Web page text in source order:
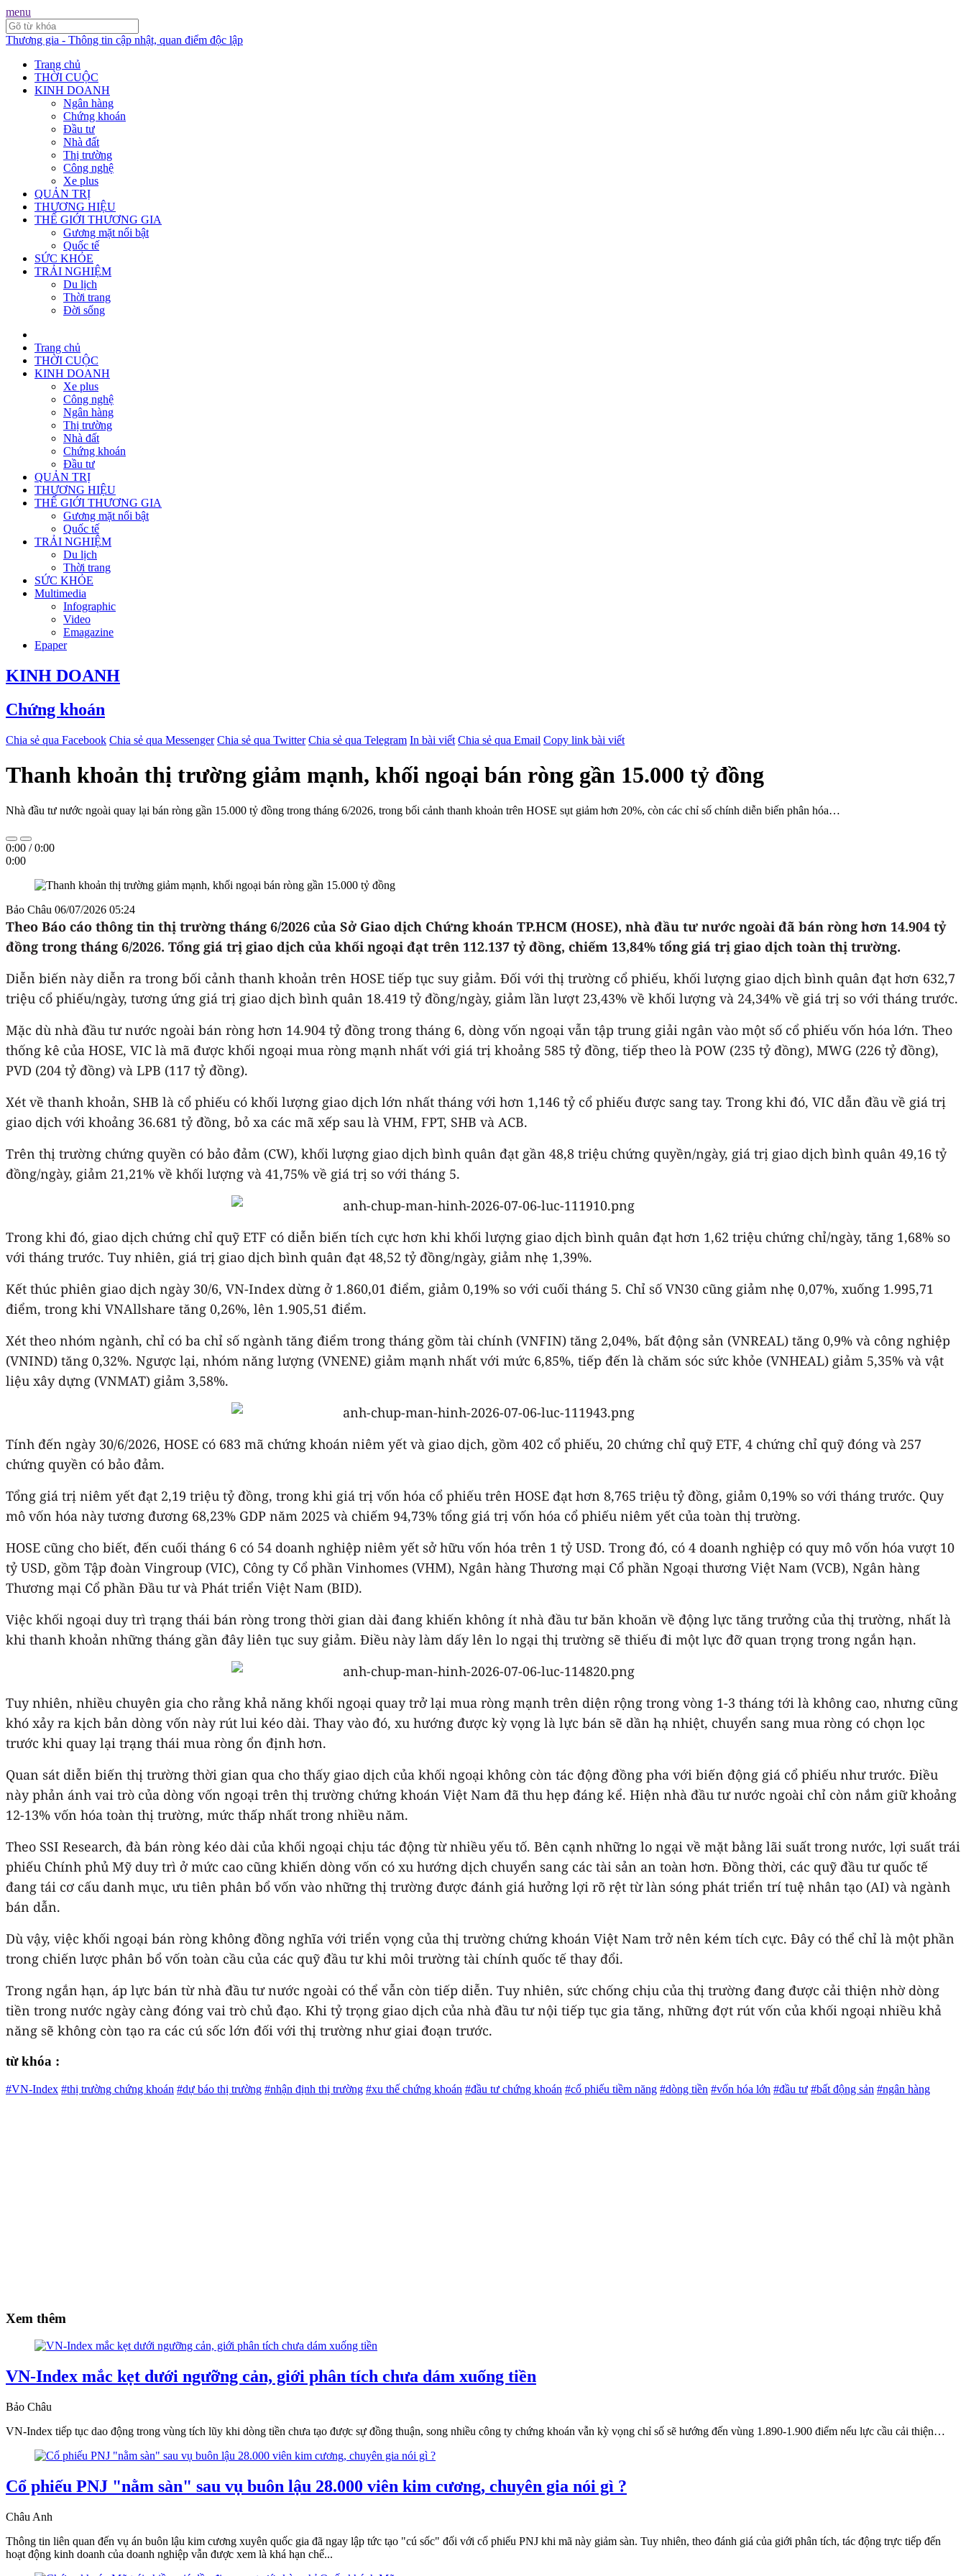
menu
Thương gia - Thông tin cập nhật, quan điểm độc lập
Trang chủ
THỜI CUỘC
KINH DOANH
Ngân hàng
Chứng khoán
Đầu tư
Nhà đất
Thị trường
Công nghệ
Xe plus
QUẢN TRỊ
THƯƠNG HIỆU
THẾ GIỚI THƯƠNG GIA
Gương mặt nổi bật
Quốc tế
SỨC KHỎE
TRẢI NGHIỆM
Du lịch
Thời trang
Đời sống
Trang chủ
THỜI CUỘC
KINH DOANH
Xe plus
Công nghệ
Ngân hàng
Thị trường
Nhà đất
Chứng khoán
Đầu tư
QUẢN TRỊ
THƯƠNG HIỆU
THẾ GIỚI THƯƠNG GIA
Gương mặt nổi bật
Quốc tế
TRẢI NGHIỆM
Du lịch
Thời trang
SỨC KHỎE
Multimedia
Infographic
Video
Emagazine
Epaper
KINH DOANH
Chứng khoán
Chia sẻ qua Facebook Chia sẻ qua Messenger Chia sẻ qua Twitter Chia sẻ qua Telegram In bài viết Chia sẻ qua Email Copy link bài viết
Thanh khoản thị trường giảm mạnh, khối ngoại bán ròng gần 15.000 tỷ đồng
Nhà đầu tư nước ngoài quay lại bán ròng gần 15.000 tỷ đồng trong tháng 6/2026, trong bối cảnh thanh khoản trên HOSE sụt giảm hơn 20%, còn các chỉ số chính diễn biến phân hóa…
0:00 /0:00
0:00
Bảo Châu 06/07/2026 05:24
Theo Báo cáo thông tin thị trường tháng 6/2026 của Sở Giao dịch Chứng khoán TP.HCM (HOSE), nhà đầu tư nước ngoài đã bán ròng hơn 14.904 tỷ
đồng trong tháng 6/2026. Tổng giá trị giao dịch của khối ngoại đạt trên 112.137 tỷ đồng, chiếm 13,84% tổng giá trị giao dịch toàn thị trường.
Diễn biến này diễn ra trong bối cảnh thanh khoản trên HOSE tiếp tục suy giảm. Đối với thị trường cổ phiếu, khối lượng giao dịch bình quân đạt hơn 632,7
triệu cổ phiếu/ngày, tương ứng giá trị giao dịch bình quân 18.419 tỷ đồng/ngày, giảm lần lượt 23,43% về khối lượng và 24,34% về giá trị so với tháng trước.
Mặc dù nhà đầu tư nước ngoài bán ròng hơn 14.904 tỷ đồng trong tháng 6, dòng vốn ngoại vẫn tập trung giải ngân vào một số cổ phiếu vốn hóa lớn. Theo
thống kê của HOSE, VIC là mã được khối ngoại mua ròng mạnh nhất với giá trị khoảng 585 tỷ đồng, tiếp theo là POW (235 tỷ đồng), MWG (226 tỷ đồng),
PVD (204 tỷ đồng) và LPB (117 tỷ đồng).
Xét về thanh khoản, SHB là cổ phiếu có khối lượng giao dịch lớn nhất tháng với hơn 1,146 tỷ cổ phiếu được sang tay. Trong khi đó, VIC dẫn đầu về giá trị
giao dịch với khoảng 36.681 tỷ đồng, bỏ xa các mã xếp sau là VHM, FPT, SHB và ACB.
Trên thị trường chứng quyền có bảo đảm (CW), khối lượng giao dịch bình quân đạt gần 48,8 triệu chứng quyền/ngày, giá trị giao dịch bình quân 49,16 tỷ
đồng/ngày, giảm 21,21% về khối lượng và 41,75% về giá trị so với tháng 5.
Trong khi đó, giao dịch chứng chỉ quỹ ETF có diễn biến tích cực hơn khi khối lượng giao dịch bình quân đạt hơn 1,62 triệu chứng chỉ/ngày, tăng 1,68% so
với tháng trước. Tuy nhiên, giá trị giao dịch bình quân đạt 48,52 tỷ đồng/ngày, giảm nhẹ 1,39%.
Kết thúc phiên giao dịch ngày 30/6, VN-Index dừng ở 1.860,01 điểm, giảm 0,19% so với cuối tháng 5. Chỉ số VN30 cũng giảm nhẹ 0,07%, xuống 1.995,71
điểm, trong khi VNAllshare tăng 0,26%, lên 1.905,51 điểm.
Xét theo nhóm ngành, chỉ có ba chỉ số ngành tăng điểm trong tháng gồm tài chính (VNFIN) tăng 2,04%, bất động sản (VNREAL) tăng 0,9% và công nghiệp
(VNIND) tăng 0,32%. Ngược lại, nhóm năng lượng (VNENE) giảm mạnh nhất với mức 6,85%, tiếp đến là chăm sóc sức khỏe (VNHEAL) giảm 5,35% và vật
liệu xây dựng (VNMAT) giảm 3,58%.
Tính đến ngày 30/6/2026, HOSE có 683 mã chứng khoán niêm yết và giao dịch, gồm 402 cổ phiếu, 20 chứng chỉ quỹ ETF, 4 chứng chỉ quỹ đóng và 257
chứng quyền có bảo đảm.
Tổng giá trị niêm yết đạt 2,19 triệu tỷ đồng, trong khi giá trị vốn hóa cổ phiếu trên HOSE đạt hơn 8,765 triệu tỷ đồng, giảm 0,19% so với tháng trước. Quy
mô vốn hóa này tương đương 68,23% GDP năm 2025 và chiếm 94,73% tổng giá trị vốn hóa cổ phiếu niêm yết của toàn thị trường.
HOSE cũng cho biết, đến cuối tháng 6 có 54 doanh nghiệp niêm yết sở hữu vốn hóa trên 1 tỷ USD. Trong đó, có 4 doanh nghiệp có quy mô vốn hóa vượt 10
tỷ USD, gồm Tập đoàn Vingroup (VIC), Công ty Cổ phần Vinhomes (VHM), Ngân hàng Thương mại Cổ phần Ngoại thương Việt Nam (VCB), Ngân hàng
Thương mại Cổ phần Đầu tư và Phát triển Việt Nam (BID).
Việc khối ngoại duy trì trạng thái bán ròng trong thời gian dài đang khiến không ít nhà đầu tư băn khoăn về động lực tăng trưởng của thị trường, nhất là
khi thanh khoản những tháng gần đây liên tục suy giảm. Điều này làm dấy lên lo ngại thị trường sẽ thiếu đi một lực đỡ quan trọng trong ngắn hạn.
Tuy nhiên, nhiều chuyên gia cho rằng khả năng khối ngoại quay trở lại mua ròng mạnh trên diện rộng trong vòng 1-3 tháng tới là không cao, nhưng cũng
khó xảy ra kịch bản dòng vốn này rút lui kéo dài. Thay vào đó, xu hướng được kỳ vọng là lực bán sẽ dần hạ nhiệt, chuyển sang mua ròng có chọn lọc
trước khi quay lại trạng thái mua ròng ổn định hơn.
Quan sát diễn biến thị trường thời gian qua cho thấy giao dịch của khối ngoại không còn tác động đồng pha với biến động giá cổ phiếu như trước. Điều
này phản ánh vai trò của dòng vốn ngoại trên thị trường chứng khoán Việt Nam đã thu hẹp đáng kể. Hiện nhà đầu tư nước ngoài chỉ còn nắm giữ khoảng
12-13% vốn hóa toàn thị trường, mức thấp nhất trong nhiều năm.
Theo SSI Research, đà bán ròng kéo dài của khối ngoại chịu tác động từ nhiều yếu tố. Bên cạnh những lo ngại về mặt bằng lãi suất trong nước, lợi suất trái
phiếu Chính phủ Mỹ duy trì ở mức cao cũng khiến dòng vốn có xu hướng dịch chuyển sang các tài sản an toàn hơn. Đồng thời, các quỹ đầu tư quốc tế
đang tái cơ cấu danh mục, ưu tiên phân bổ vốn vào những thị trường được đánh giá hưởng lợi rõ rệt từ làn sóng phát triển trí tuệ nhân tạo (AI) và ngành
bán dẫn.
Dù vậy, việc khối ngoại bán ròng không đồng nghĩa với triển vọng của thị trường chứng khoán Việt Nam trở nên kém tích cực. Đây có thể chỉ là một phần
trong chiến lược phân bổ vốn toàn cầu của các quỹ đầu tư khi môi trường tài chính quốc tế thay đổi.
Trong ngắn hạn, áp lực bán từ nhà đầu tư nước ngoài có thể vẫn còn tiếp diễn. Tuy nhiên, sức chống chịu của thị trường đang được cải thiện nhờ dòng
tiền trong nước ngày càng đóng vai trò chủ đạo. Khi tỷ trọng giao dịch của nhà đầu tư nội tiếp tục gia tăng, những đợt rút vốn của khối ngoại nhiều khả
năng sẽ không còn tạo ra các cú sốc lớn đối với thị trường như giai đoạn trước.
từ khóa :
#VN-Index #thị trường chứng khoán #dự báo thị trường #nhận định thị trường #xu thế chứng khoán #đầu tư chứng khoán #cổ phiếu tiềm năng #dòng tiền #vốn hóa lớn #đầu tư #bất động sản #ngân hàng
Xem thêm
VN-Index mắc kẹt dưới ngưỡng cản, giới phân tích chưa dám xuống tiền
Bảo Châu
VN-Index tiếp tục dao động trong vùng tích lũy khi dòng tiền chưa tạo được sự đồng thuận, song nhiều công ty chứng khoán vẫn kỳ vọng chỉ số sẽ hướng đến vùng 1.890-1.900 điểm nếu lực cầu cải thiện…
Cổ phiếu PNJ "nằm sàn" sau vụ buôn lậu 28.000 viên kim cương, chuyên gia nói gì ?
Châu Anh
Thông tin liên quan đến vụ án buôn lậu kim cương xuyên quốc gia đã ngay lập tức tạo "cú sốc" đối với cổ phiếu PNJ khi mã này giảm sàn. Tuy nhiên, theo đánh giá của giới phân tích, tác động trực tiếp đến
hoạt động kinh doanh của doanh nghiệp vẫn được xem là khá hạn chế...